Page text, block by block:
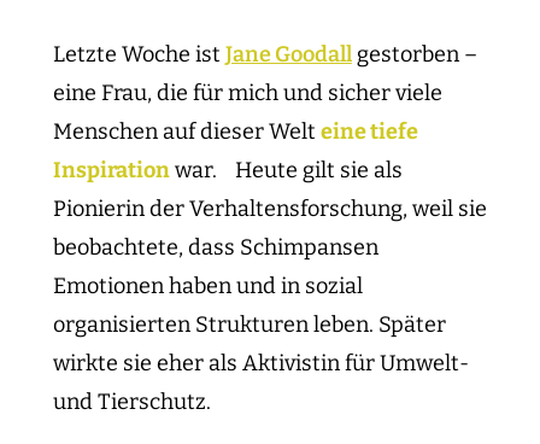
Letzte Woche ist Jane Goodallgestorben –
eine Frau, die für mich und sicher viele
Menschen auf dieser Welt eine tiefe
Inspirationwar. Heute gilt sie als
Pionierin der Verhaltensforschung, weil sie
beobachtete, dass Schimpansen
Emotionen haben und in sozial
organisierten Strukturen leben. Später
wirkte sie eher als Aktivistin für Umwelt-
und Tierschutz.